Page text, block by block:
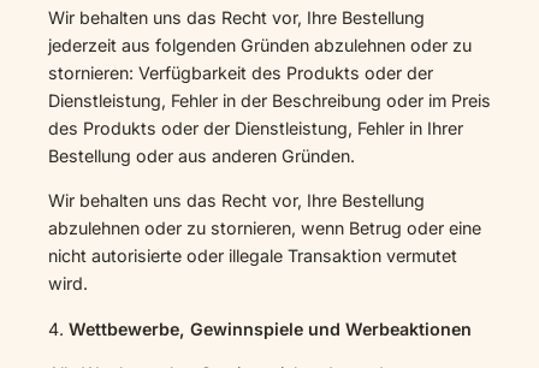
Wir behalten uns das Recht vor, Ihre Bestellung
jederzeit aus folgenden Gründen abzulehnen oder zu
stornieren: Verfügbarkeit des Produkts oder der
Dienstleistung, Fehler in der Beschreibung oder im Preis
des Produkts oder der Dienstleistung, Fehler in Ihrer
Bestellung oder aus anderen Gründen.
Wir behalten uns das Recht vor, Ihre Bestellung
abzulehnen oder zu stornieren, wenn Betrug oder eine
nicht autorisierte oder illegale Transaktion vermutet
wird.
4. Wettbewerbe, Gewinnspiele und Werbeaktionen